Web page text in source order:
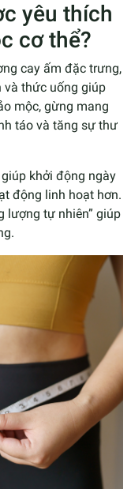
yêu thích
cơ thể?
cay ấm đặc trưng,
và thức uống giúp
mộc, gừng mang
táo và tăng sự thư
khởi động ngày
động linh hoạt hơn.
lượng tự nhiên” giúp